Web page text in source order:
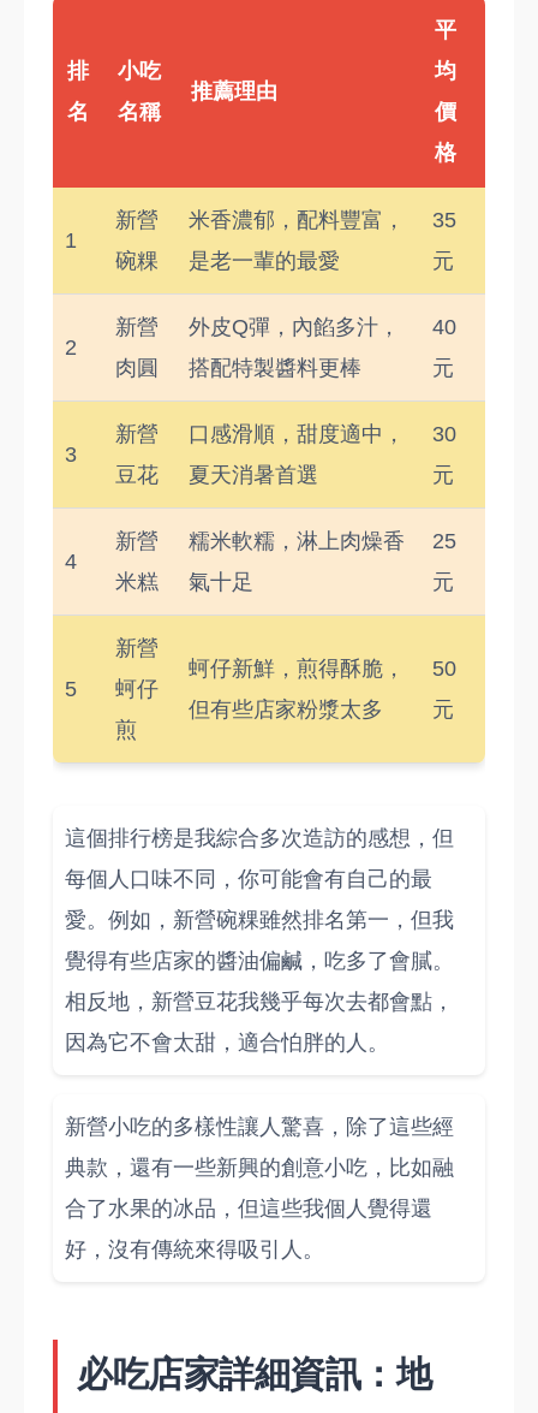
排
名
小吃
名稱
推薦理由
平
均
價
格
1
新營
碗粿
米香濃郁，配料豐富，
是老一輩的最愛
35
元
2
新營
肉圓
外皮Q彈，內餡多汁，
搭配特製醬料更棒
40
元
3
新營
豆花
口感滑順，甜度適中，
夏天消暑首選
30
元
4
新營
米糕
糯米軟糯，淋上肉燥香
氣十足
25
元
5
新營
蚵仔
煎
蚵仔新鮮，煎得酥脆，
但有些店家粉漿太多
50
元
這個排行榜是我綜合多次造訪的感想，但
每個人口味不同，你可能會有自己的最
愛。例如，新營碗粿雖然排名第一，但我
覺得有些店家的醬油偏鹹，吃多了會膩。
相反地，新營豆花我幾乎每次去都會點，
因為它不會太甜，適合怕胖的人。
新營小吃的多樣性讓人驚喜，除了這些經
典款，還有一些新興的創意小吃，比如融
合了水果的冰品，但這些我個人覺得還
好，沒有傳統來得吸引人。
必吃店家詳細資訊：地